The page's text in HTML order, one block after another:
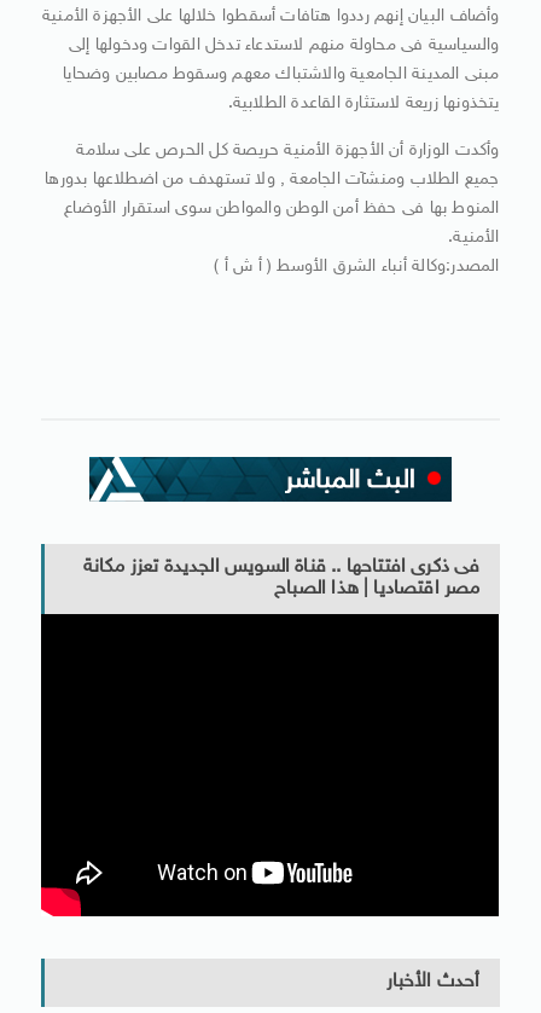
وأضاف البيان إنهم رددوا هتافات أسقطوا خلالها على الأجهزة الأمنية
والسياسية فى محاولة منهم لاستدعاء تدخل القوات ودخولها إلى
مبنى المدينة الجامعية والاشتباك معهم وسقوط مصابين وضحايا
يتخذونها زريعة لاستثارة القاعدة الطلابية.
وأكدت الوزارة أن الأجهزة الأمنية حريصة كل الحرص على سلامة
جميع الطلاب ومنشآت الجامعة , ولا تستهدف من اضطلاعها بدورها
المنوط بها فى حفظ أمن الوطن والمواطن سوى استقرار الأوضاع
الأمنية.
المصدر:وكالة أنباء الشرق الأوسط ( أ ش أ )
فى ذكرى افتتاحها .. قناة السويس الجديدة تعزز مكانة
مصر اقتصاديا | هذا الصباح
أحدث الأخبار